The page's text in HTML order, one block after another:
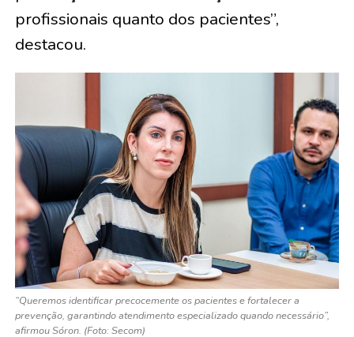
profissionais quanto dos pacientes”,
destacou.
“Queremos identificar precocemente os pacientes e fortalecer a
prevenção, garantindo atendimento especializado quando necessário”,
afirmou Sóron. (Foto: Secom)